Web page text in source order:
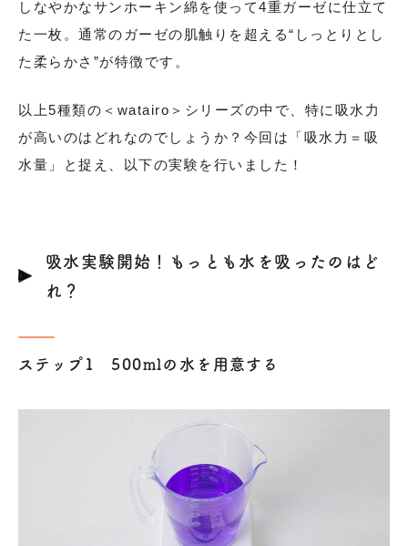
しなやかなサンホーキン綿を使って4重ガーゼに仕立て
た一枚。通常のガーゼの肌触りを超える“しっとりとし
た柔らかさ”が特徴です。
以上5種類の＜watairo＞シリーズの中で、特に吸水力
が高いのはどれなのでしょうか？今回は「吸水力＝吸
水量」と捉え、以下の実験を行いました！
吸水実験開始！もっとも水を吸ったのはど
れ？
ステップ1 500mlの水を用意する